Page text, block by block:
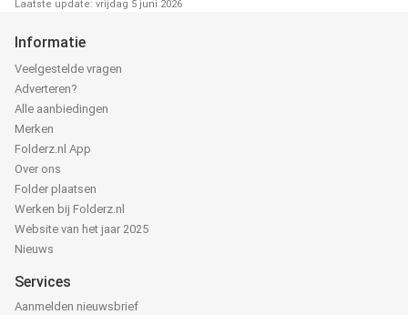
Laatste update: vrijdag 5 juni 2026
Informatie
Veelgestelde vragen
Adverteren?
Alle aanbiedingen
Merken
Folderz.nl App
Over ons
Folder plaatsen
Werken bij Folderz.nl
Website van het jaar 2025
Nieuws
Services
Aanmelden nieuwsbrief